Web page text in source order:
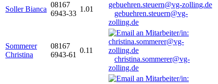
Soller Bianca
08167
6943-33
1.01
gebuehren.steuern@vg-
zolling.de
Sommerer
Christina
08167
6943-61
0.11
christina.sommerer@vg-
zolling.de